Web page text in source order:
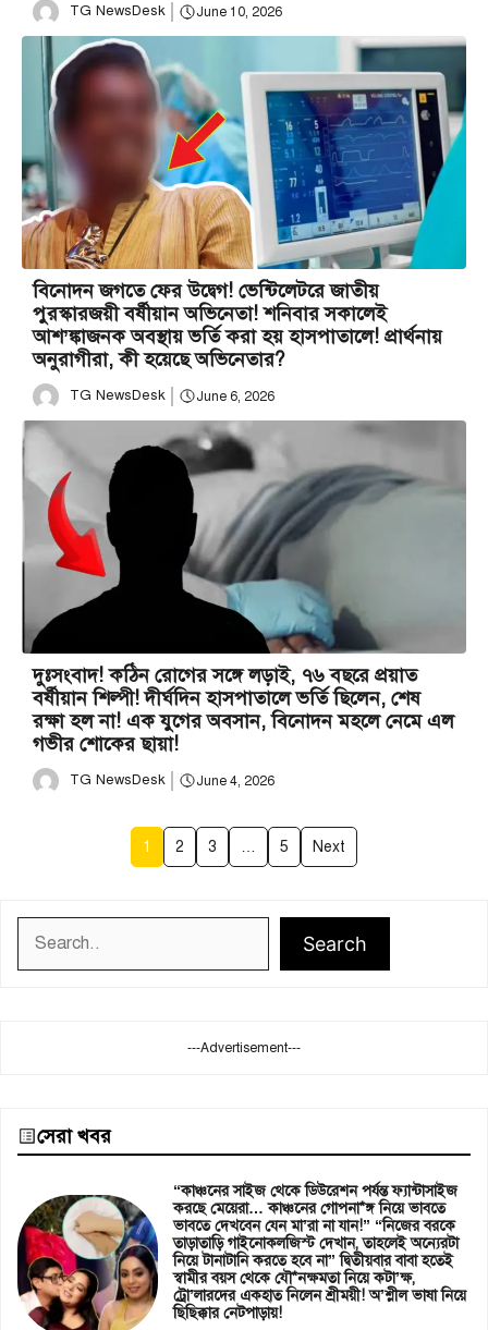
TG NewsDesk June 10, 2026
বিনোদন জগতে ফের উদ্বেগ! ভেন্টিলেটরে জাতীয়
পুরস্কারজয়ী বর্ষীয়ান অভিনেতা! শনিবার সকালেই
আশ’ঙ্কাজনক অবস্থায় ভর্তি করা হয় হাসপাতালে! প্রার্থনায়
অনুরাগীরা, কী হয়েছে অভিনেতার?
TG NewsDesk June 6, 2026
দুঃসংবাদ! কঠিন রোগের সঙ্গে লড়াই, ৭৬ বছরে প্রয়াত
বর্ষীয়ান শিল্পী! দীর্ঘদিন হাসপাতালে ভর্তি ছিলেন, শেষ
রক্ষা হল না! এক যুগের অবসান, বিনোদন মহলে নেমে এল
গভীর শোকের ছায়া!
TG NewsDesk June 4, 2026
1 2 3 … 5 Next
Search
---Advertisement---
সেরা খবর
“কাঞ্চনের সাইজ থেকে ডিউরেশন পর্যন্ত ফ্যান্টাসাইজ
করছে মেয়েরা… কাঞ্চনের গোপনা*ঙ্গ নিয়ে ভাবতে
ভাবতে দেখবেন যেন মা’রা না যান!” “নিজের বরকে
তাড়াতাড়ি গাইনোকলজিস্ট দেখান, তাহলেই অন্যেরটা
নিয়ে টানাটানি করতে হবে না” দ্বিতীয়বার বাবা হতেই
স্বামীর বয়স থেকে যৌ*নক্ষমতা নিয়ে কটা’ক্ষ,
ট্রো’লারদের একহাত নিলেন শ্রীময়ী! অ’শ্লীল ভাষা নিয়ে
ছিছিক্কার নেটপাড়ায়!